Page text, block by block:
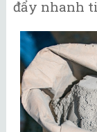
đẩy nhanh